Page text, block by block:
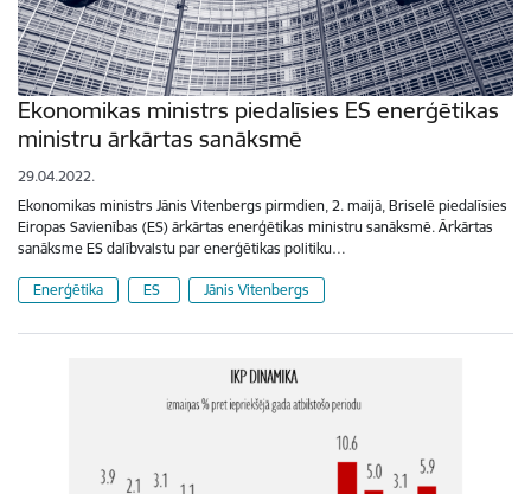
Ekonomikas ministrs piedalīsies ES enerģētikas
ministru ārkārtas sanāksmē
29.04.2022.
Ekonomikas ministrs Jānis Vitenbergs pirmdien, 2. maijā, Briselē piedalīsies
Eiropas Savienības (ES) ārkārtas enerģētikas ministru sanāksmē. Ārkārtas
sanāksme ES dalībvalstu par enerģētikas politiku…
Enerģētika ES Jānis Vitenbergs